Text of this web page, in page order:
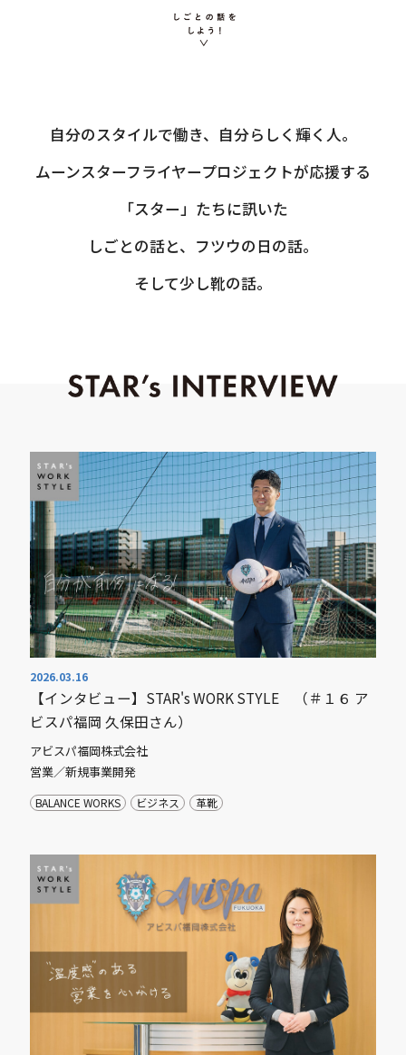
自分のスタイルで働き、自分らしく輝く人。
ムーンスターフライヤープロジェクトが応援する
「スター」たちに訊いた
しごとの話と、フツウの日の話。
そして少し靴の話。
2026.03.16
【インタビュー】STAR's WORK STYLE （＃１６ ア
ビスパ福岡 久保田さん）
アビスパ福岡株式会社
営業／新規事業開発
BALANCE WORKS ビジネス 革靴